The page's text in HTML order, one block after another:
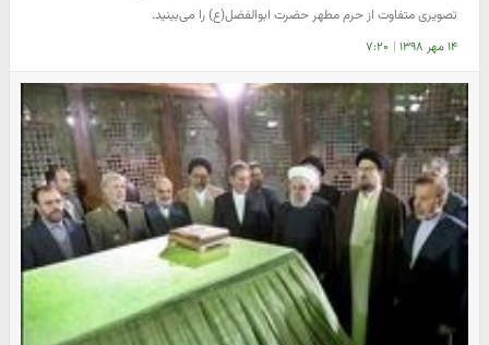
تصویری متفاوت از حرم مطهر حضرت ابوالفضل(ع) را می‌بینید.
۱۴ مهر ۱۳۹۸ | ۷:۲۰